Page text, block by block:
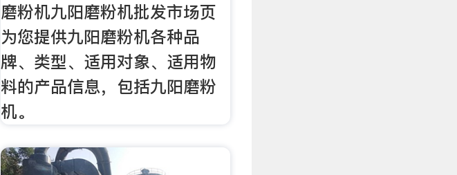
磨粉机九阳磨粉机批发市场页
为您提供九阳磨粉机各种品
牌、类型、适用对象、适用物
料的产品信息，包括九阳磨粉
机。